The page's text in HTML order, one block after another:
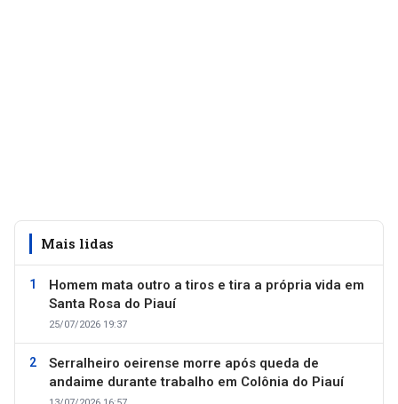
Mais lidas
Homem mata outro a tiros e tira a própria vida em
Santa Rosa do Piauí
25/07/2026 19:37
Serralheiro oeirense morre após queda de
andaime durante trabalho em Colônia do Piauí